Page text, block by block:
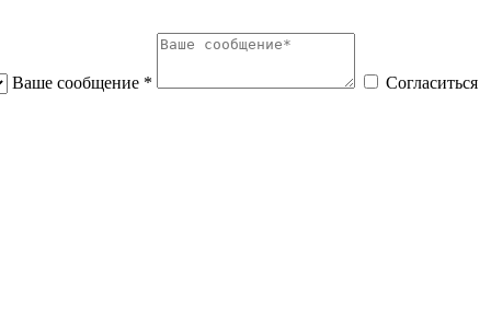
Ваше сообщение *
Согласиться